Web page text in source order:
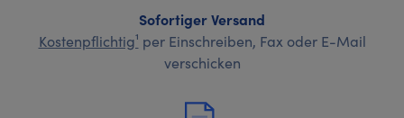
Sofortiger Versand
Kostenpflichtig¹ per Einschreiben, Fax oder E-Mail
verschicken